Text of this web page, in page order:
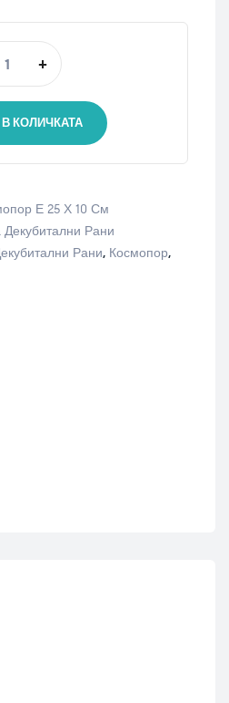
+
КОЛИЧКАТА
Е 25 Х 10 См
Рани
Рани, Космопор,